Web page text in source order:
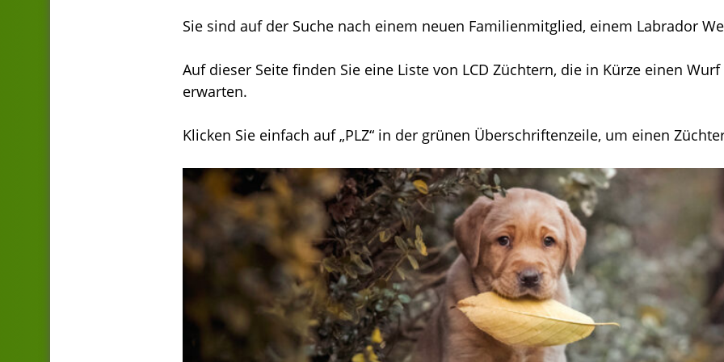
Sie sind auf der Suche nach einem neuen Familienmitglied, einem Labrador
Auf dieser Seite finden Sie eine Liste von LCD Züchtern, die in Kürze einen
erwarten.
Klicken Sie einfach auf „PLZ“ in der grünen Überschriftenzeile, um einen